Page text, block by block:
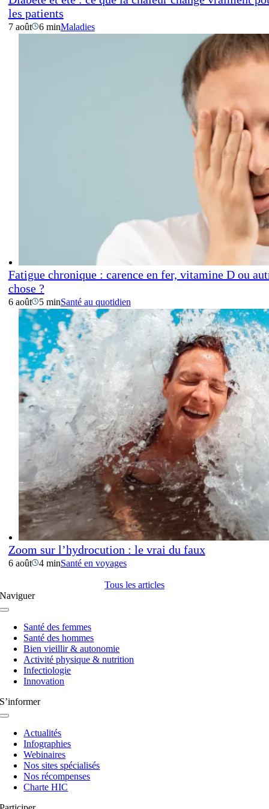
les patients
7 août 6 minMaladies
Fatigue chronique : carence en fer, vitamine D ou
chose ?
6 août 5 minSanté au quotidien
Zoom sur l’hydrocution : le vrai du faux
6 août 4 minSanté en voyages
Tous les articles
Naviguer
Navigation
basculeSanté des femmes
Santé des hommes
Bien vieillir & autonomie
Activité physique & nutrition
Infectiologie
Innovation
S’informer
Navigation
basculeActualités
Infographies
Webinaires
Nos sites spécialisés
Nos récompenses
Charte HIC